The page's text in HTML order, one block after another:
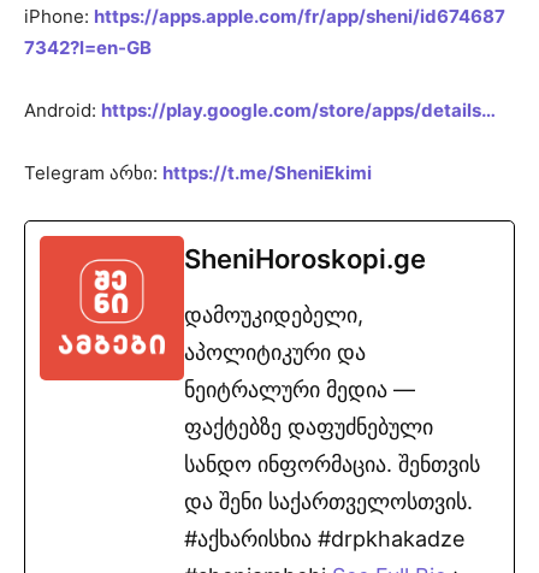
iPhone: https://apps.apple.com/fr/app/sheni/id674687
7342?l=en-GB
Android: https://play.google.com/store/apps/details…
Telegram არხი: https://t.me/SheniEkimi
SheniHoroskopi.ge
დამოუკიდებელი,
აპოლიტიკური და
ნეიტრალური მედია —
ფაქტებზე დაფუძნებული
სანდო ინფორმაცია. შენთვის
და შენი საქართველოსთვის.
#აქხარისხია #drpkhakadze